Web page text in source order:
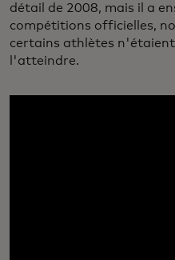
détail de 2008, mais il a
compétitions officielles,
certains athlètes n'étaient
l'atteindre.